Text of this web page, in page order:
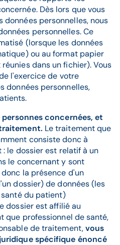
Dès lors que vous
données personnelles, nous
personnelles. Ce
(lorsque les données
ou au format papier
dans un fichier). Vous
l'exercice de votre
données personnelles,
concernées, et
Le traitement que
consiste donc à
le dossier est relatif à un
le concernant y sont
la présence d'un
dossier) de données (les
du patient)
dossier est affilié au
que professionnel de santé,
de traitement,vous
spécifique énoncé